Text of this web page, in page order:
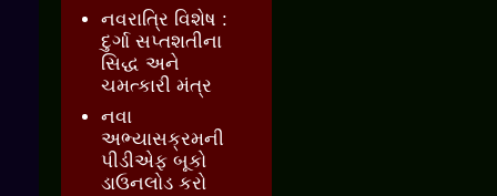
નવરાત્રિ વિશેષ :
દુર્ગા સપ્તશતીના
સિદ્ધ અને
ચમત્કારી મંત્ર
નવા
અભ્યાસક્રમની
પીડીએફ બૂકો
ડાઉનલોડ કરો